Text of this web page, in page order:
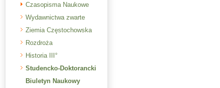
Czasopisma Naukowe
Wydawnictwa zwarte
Ziemia Częstochowska
Rozdroża
Historia III°
Studencko-Doktorancki
Biuletyn Naukowy